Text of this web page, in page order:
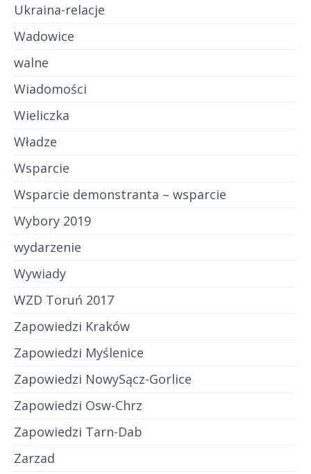
Ukraina-relacje
Wadowice
walne
Wiadomości
Wieliczka
Władze
Wsparcie
Wsparcie demonstranta – wsparcie
Wybory 2019
wydarzenie
Wywiady
WZD Toruń 2017
Zapowiedzi Kraków
Zapowiedzi Myślenice
Zapowiedzi NowySącz-Gorlice
Zapowiedzi Osw-Chrz
Zapowiedzi Tarn-Dab
Zarzad